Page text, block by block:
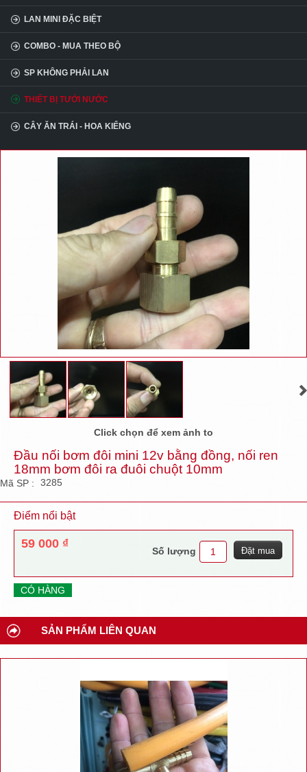
LAN MINI ĐẶC BIỆT
COMBO - MUA THEO BỘ
SP KHÔNG PHẢI LAN
THIẾT BỊ TƯỚI NƯỚC
CÂY ĂN TRÁI - HOA KIỂNG
Click chọn để xem ảnh to
Đầu nối bơm đôi mini 12v bằng đồng, nối ren
18mm bơm đôi ra đuôi chuột 10mm
Mã SP : 3285
Điểm nổi bật
59 000 ₫
Số lượng
CÓ HÀNG
SẢN PHẨM LIÊN QUAN